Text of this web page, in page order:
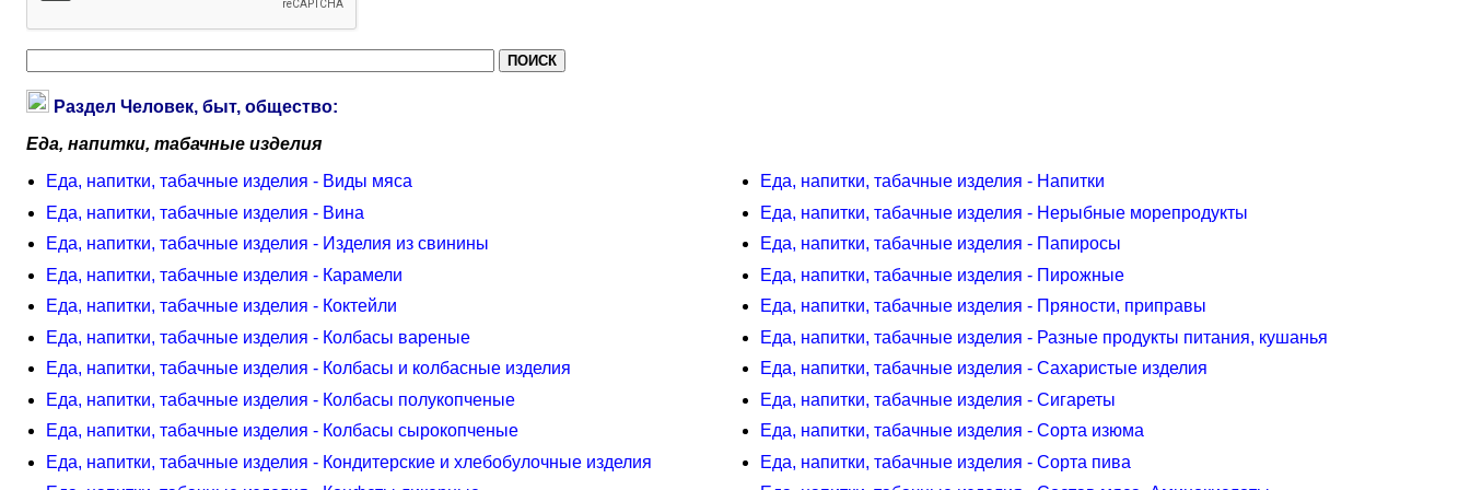
Раздел Человек, быт, общество:
Еда, напитки, табачные изделия
Еда, напитки, табачные изделия - Виды мяса
Еда, напитки, табачные изделия - Вина
Еда, напитки, табачные изделия - Изделия из свинины
Еда, напитки, табачные изделия - Карамели
Еда, напитки, табачные изделия - Коктейли
Еда, напитки, табачные изделия - Колбасы вареные
Еда, напитки, табачные изделия - Колбасы и колбасные изделия
Еда, напитки, табачные изделия - Колбасы полукопченые
Еда, напитки, табачные изделия - Колбасы сырокопченые
Еда, напитки, табачные изделия - Кондитерские и хлебобулочные изделия
Еда, напитки, табачные изделия - Напитки
Еда, напитки, табачные изделия - Нерыбные морепродукты
Еда, напитки, табачные изделия - Папиросы
Еда, напитки, табачные изделия - Пирожные
Еда, напитки, табачные изделия - Пряности, приправы
Еда, напитки, табачные изделия - Разные продукты питания, кушанья
Еда, напитки, табачные изделия - Сахаристые изделия
Еда, напитки, табачные изделия - Сигареты
Еда, напитки, табачные изделия - Сорта изюма
Еда, напитки, табачные изделия - Сорта пива